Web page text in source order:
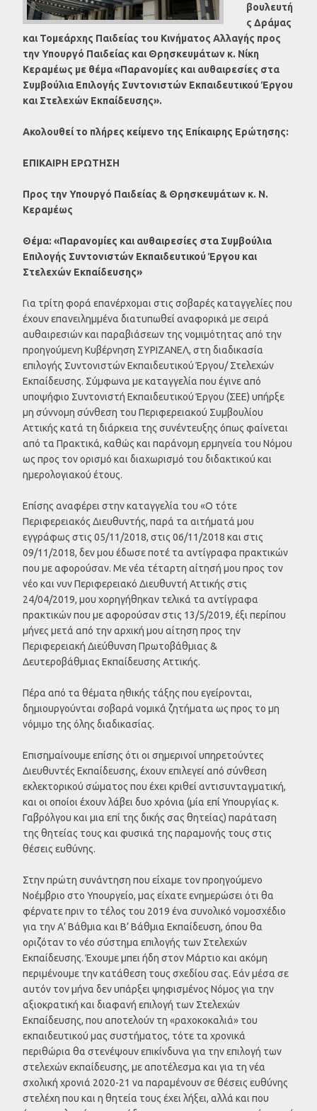
βουλευτή
ς Δράμας
και Τομεάρχης Παιδείας του Κινήματος Αλλαγής προς
την Υπουργό Παιδείας και Θρησκευμάτων κ. Νίκη
Κεραμέως με θέμα «Παρανομίες και αυθαιρεσίες στα
Συμβούλια Επιλογής Συντονιστών Εκπαιδευτικού Έργου
και Στελεχών Εκπαίδευσης».
Ακολουθεί το πλήρες κείμενο της Επίκαιρης Ερώτησης:
ΕΠΙΚΑΙΡΗ ΕΡΩΤΗΣΗ
Προς την Υπουργό Παιδείας & Θρησκευμάτων κ. Ν.
Κεραμέως
Θέμα: «Παρανομίες και αυθαιρεσίες στα Συμβούλια
Επιλογής Συντονιστών Εκπαιδευτικού Έργου και
Στελεχών Εκπαίδευσης»
Για τρίτη φορά επανέρχομαι στις σοβαρές καταγγελίες που
έχουν επανειλημμένα διατυπωθεί αναφορικά με σειρά
αυθαιρεσιών και παραβιάσεων της νομιμότητας από την
προηγούμενη Κυβέρνηση ΣΥΡΙΖΑΝΕΛ, στη διαδικασία
επιλογής Συντονιστών Εκπαιδευτικού Έργου/ Στελεχών
Εκπαίδευσης. Σύμφωνα με καταγγελία που έγινε από
υποψήφιο Συντονιστή Εκπαιδευτικού Έργου (ΣΕΕ) υπήρξε
μη σύννομη σύνθεση του Περιφερειακού Συμβουλίου
Αττικής κατά τη διάρκεια της συνέντευξης όπως φαίνεται
από τα Πρακτικά, καθώς και παράνομη ερμηνεία του Νόμου
ως προς τον ορισμό και διαχωρισμό του διδακτικού και
ημερολογιακού έτους.
Επίσης αναφέρει στην καταγγελία του «Ο τότε
Περιφερειακός Διευθυντής, παρά τα αιτήματά μου
εγγράφως στις 05/11/2018, στις 06/11/2018 και στις
09/11/2018, δεν μου έδωσε ποτέ τα αντίγραφα πρακτικών
που με αφορούσαν. Με νέα τέταρτη αίτησή μου προς τον
νέο και νυν Περιφερειακό Διευθυντή Αττικής στις
24/04/2019, μου χορηγήθηκαν τελικά τα αντίγραφα
πρακτικών που με αφορούσαν στις 13/5/2019, έξι περίπου
μήνες μετά από την αρχική μου αίτηση προς την
Περιφερειακή Διεύθυνση Πρωτοβάθμιας &
Δευτεροβάθμιας Εκπαίδευσης Αττικής.
Πέρα από τα θέματα ηθικής τάξης που εγείρονται,
δημιουργούνται σοβαρά νομικά ζητήματα ως προς το μη
νόμιμο της όλης διαδικασίας.
Επισημαίνουμε επίσης ότι οι σημερινοί υπηρετούντες
Διευθυντές Εκπαίδευσης, έχουν επιλεγεί από σύνθεση
εκλεκτορικού σώματος που έχει κριθεί αντισυνταγματική,
και οι οποίοι έχουν λάβει δυο χρόνια (μία επί Υπουργίας κ.
Γαβρόλγου και μια επί της δικής σας θητείας) παράταση
της θητείας τους και φυσικά της παραμονής τους στις
θέσεις ευθύνης.
Στην πρώτη συνάντηση που είχαμε τον προηγούμενο
Νοέμβριο στο Υπουργείο, μας είχατε ενημερώσει ότι θα
φέρνατε πριν το τέλος του 2019 ένα συνολικό νομοσχέδιο
για την Α’ Βάθμια και Β’ Βάθμια Εκπαίδευση, όπου θα
οριζόταν το νέο σύστημα επιλογής των Στελεχών
Εκπαίδευσης. Έχουμε μπει ήδη στον Μάρτιο και ακόμη
περιμένουμε την κατάθεση τους σχεδίου σας. Εάν μέσα σε
αυτόν τον μήνα δεν υπάρξει ψηφισμένος Νόμος για την
αξιοκρατική και διαφανή επιλογή των Στελεχών
Εκπαίδευσης, που αποτελούν τη «ραχοκοκαλιά» του
εκπαιδευτικού μας συστήματος, τότε τα χρονικά
περιθώρια θα στενέψουν επικίνδυνα για την επιλογή των
στελεχών εκπαίδευσης, με αποτέλεσμα και για τη νέα
σχολική χρονιά 2020-21 να παραμένουν σε θέσεις ευθύνης
στελέχη που και η θητεία τους έχει λήξει, αλλά και που